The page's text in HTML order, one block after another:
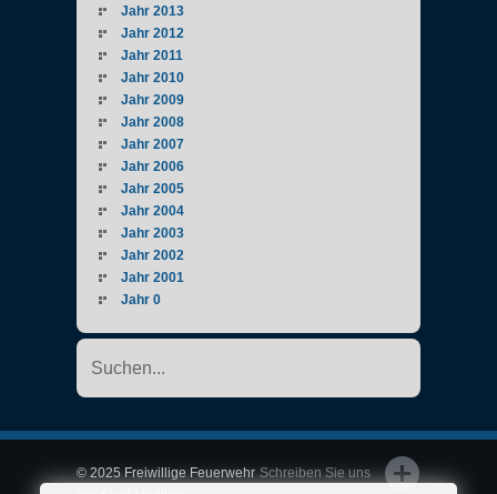
Jahr 2013
Jahr 2012
Jahr 2011
Jahr 2010
Jahr 2009
Jahr 2008
Jahr 2007
Jahr 2006
Jahr 2005
Jahr 2004
Jahr 2003
Jahr 2002
Jahr 2001
Jahr 0
Schreiben Sie uns
© 2025 Freiwillige Feuerwehr